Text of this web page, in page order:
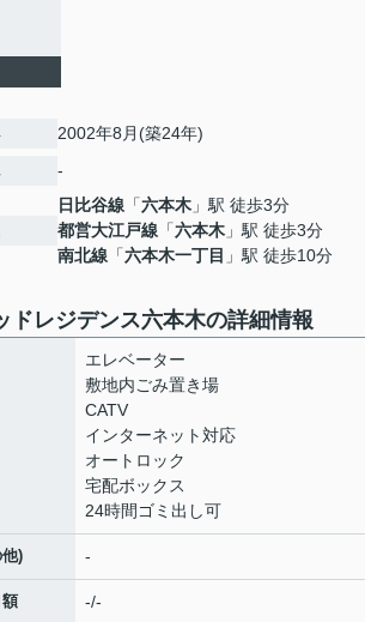
2002年8月(築24年)
-
日比谷線 「六本木 」駅 徒歩3分
都営大江戸線 「六本木 」駅 徒歩3分
南北線 「六本木一丁目 」駅 徒歩10分
ドレジデンス六本木の詳細情報
エレベーター
敷地内ごみ置き場
CATV
インターネット対応
オートロック
宅配ボックス
24時間ゴミ出し可
) -
-/-